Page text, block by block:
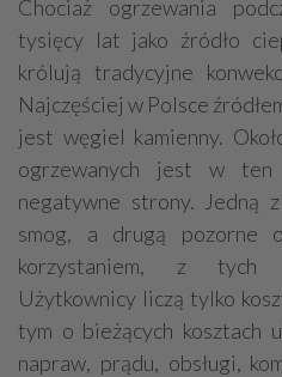
Grzejniki
Hydraulika
Energetyczne instalacje,
Materiały hydrauliczne
Przeciwpożarowa ochrona,
Elektroinstalatorstwo
Systemy nawilżania
Elektryczne materiały
Alarmowe systemy,
Kable, przewody
Chociaż ogrzewania
tysięcy lat jako źródło
królują tradycyjne
Najczęściej w Polsce
jest węgiel kamienny.
ogrzewanych jest w
negatywne strony. Jedną
smog, a drugą pozorne
korzystaniem, z tych
Użytkownicy liczą tylko
tym o bieżących kosztach
napraw, prądu, obsługi,